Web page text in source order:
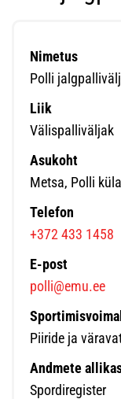
Nimetus
Polli
Liik
Välispalliväljak
Asukoht
Metsa, Polli
Telefon
+372 433 1458
E-post
polli@emu.ee
Piiride ja
Andmete
Spordiregister